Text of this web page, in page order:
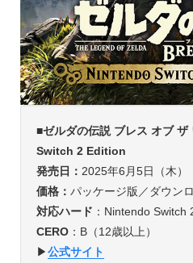
■ゼルダの伝説 ブレス オブ
Switch 2 Edition
発売日： 2025年6月5日（木）
価格： パッケージ版／ダウン
対応ハード ：Nintendo Switch
CERO：B（12歳以上）
▶︎公式サイト